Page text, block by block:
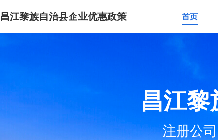
昌江黎族自治县企业优惠政策 首页
昌江
注册公